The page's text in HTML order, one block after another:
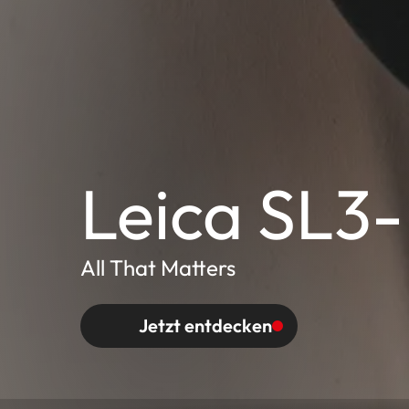
Leica
All That Matters
Jetzt entdecken